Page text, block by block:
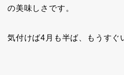
の美味しさです。
気付けば4月も半ば、もうすぐ